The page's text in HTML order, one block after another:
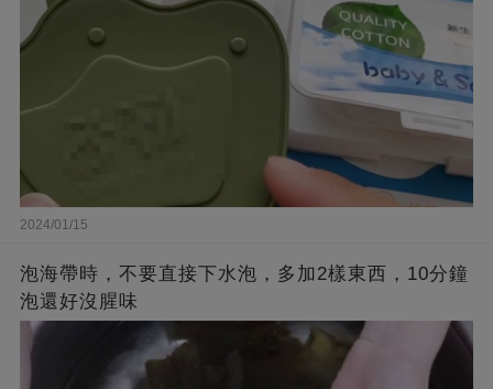
2024/01/15
泡海帶時，不要直接下水泡，多加2樣東西，10分鐘
泡還好沒腥味